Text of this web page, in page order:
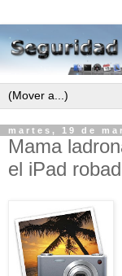
martes, 19 de
Mama
el iPad